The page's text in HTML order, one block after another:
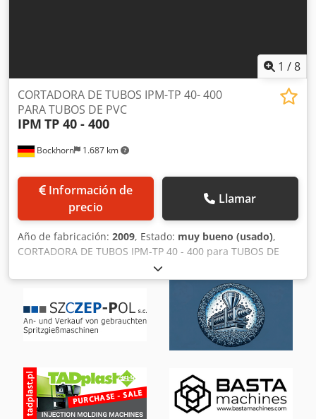
1 /8
Bockhorn 1.687 km
CORTADORA DE TUBOS IPM-TP 40- 400
PARA TUBOS DE PVC
IPM TP 40 - 400
Información de
precio
Llamar
Año de fabricación: 2009, Estado: muy bueno (usado),
CORTADORA DE TUBOS IPM-TP 40 - 400 para TUBOS DE
PVC Solicitud: Corte y biselado de TUBOS DE PVC, PE, PP
Con ventilador de extracción de virutas Diámetro mínimo
40 mm Diámetro máximo 400 mm Construido en 2009
Crjdpfxsvbvzne Aagof Accesorios: Varias mordazas de
sujeción Ubicaciones de las máquinas: Maquinas de
extrusión Sachal D-26345 Grabstede de Bockhorn Calle
Bahnhofstrasse 6 La máquina es de mi propiedad.